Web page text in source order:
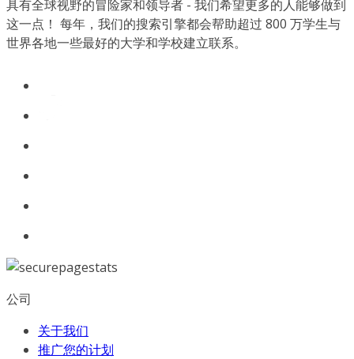
具有全球视野的冒险家和领导者 - 我们希望更多的人能够做到
这一点！ 每年，我们的搜索引擎都会帮助超过 800 万学生与
世界各地一些最好的大学和学校建立联系。
公司
关于我们
推广您的计划